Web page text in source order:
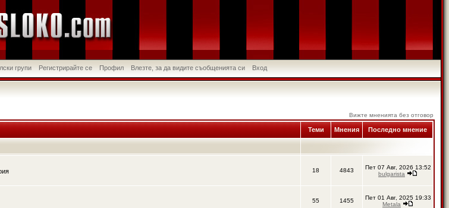
групи Регистрирайте се Профил Влезте, за да видите съобщенията си Вход
Вижте мненията без отговор
Теми Мнения Последно мнение
18 4843
Пет 07 Авг, 2026 13:52
bulgarista
55 1455
Пет 01 Авг, 2025 19:33
Metala